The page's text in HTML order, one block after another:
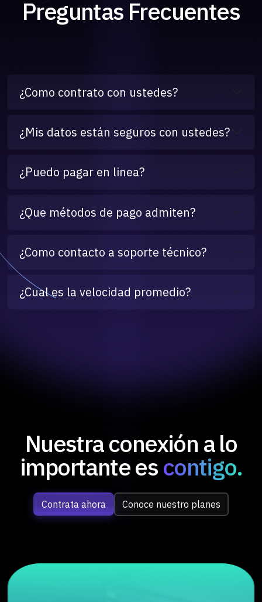
Preguntas Frecuentes
¿Como contrato con ustedes?
¿Mis datos están seguros con ustedes?
¿Puedo pagar en linea?
¿Que métodos de pago admiten?
¿Como contacto a soporte técnico?
¿Cual es la velocidad promedio?
Nuestra conexión a lo
importante escontigo.
Contrata ahora Conoce nuestro planes